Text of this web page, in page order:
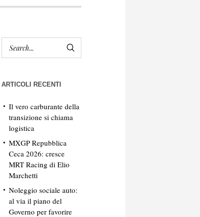
ARTICOLI RECENTI
Il vero carburante della
transizione si chiama
logistica
MXGP Repubblica
Ceca 2026: cresce
MRT Racing di Elio
Marchetti
Noleggio sociale auto:
al via il piano del
Governo per favorire